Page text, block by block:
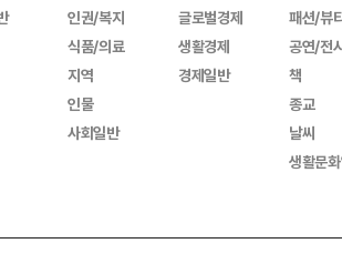
인권/복지
식품/의료
지역
인물
사회일반
글로벌경제
생활경제
경제일반
패션/뷰
공연/전
책
종교
날씨
생활문